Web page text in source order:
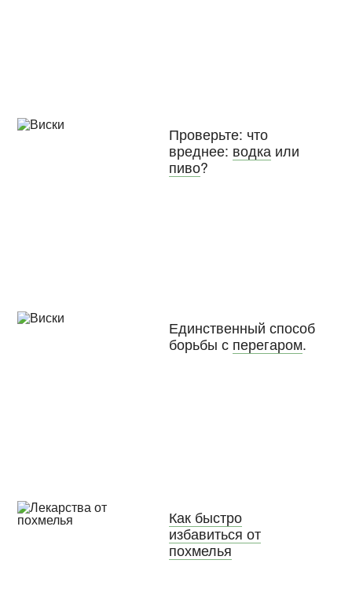
Проверьте: что
вреднее: водкаили
пиво?
Единственный способ
борьбы с перегаром.
Как быстро
избавиться от
похмелья